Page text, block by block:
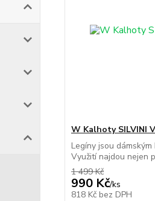
W Kalhoty SILVINI
Legíny jsou
Využití najdou nejen
1 499 Kč
990 Kč/ks
818 Kč bez DPH